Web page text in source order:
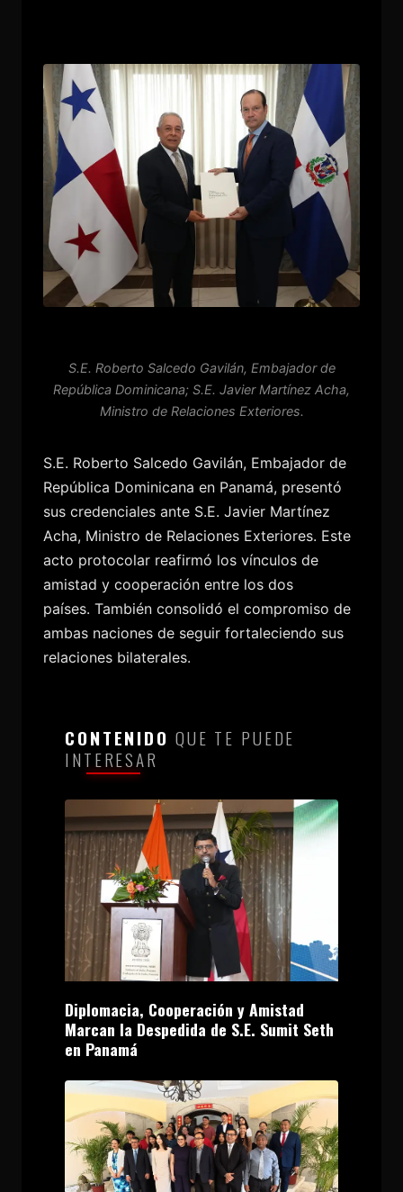
S.E. Roberto Salcedo Gavilán, Embajador de
República Dominicana; S.E. Javier Martínez Acha,
Ministro de Relaciones Exteriores.
S.E. Roberto Salcedo Gavilán, Embajador de
República Dominicana en Panamá, presentó
sus credenciales ante S.E. Javier Martínez
Acha, Ministro de Relaciones Exteriores. Este
acto protocolar reafirmó los vínculos de
amistad y cooperación entre los dos
países. También consolidó el compromiso de
ambas naciones de seguir fortaleciendo sus
relaciones bilaterales.
CONTENIDO QUE TE PUEDE
INTERESAR
Diplomacia, Cooperación y Amistad
Marcan la Despedida de S.E. Sumit Seth
en Panamá